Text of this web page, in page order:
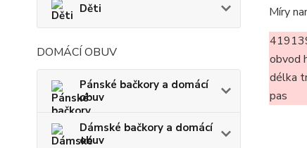
Děti
DOMÁCÍ OBUV
Pánské bačkory a domácí
obuv
Dámské bačkory a domácí
obuv
Míry
obvod
délka
pas